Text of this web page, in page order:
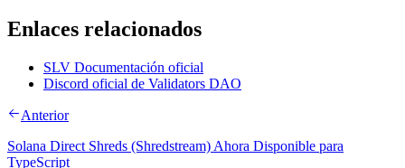
Enlaces relacionados
SLV Documentación oficial
Discord oficial de Validators DAO
Anterior
Solana Direct Shreds (Shredstream) Ahora Disponible para
TypeScript